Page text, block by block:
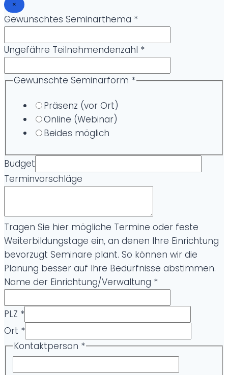
×
Gewünschtes Seminarthema *
Ungefähre Teilnehmendenzahl *
Gewünschte Seminarform *
Präsenz (vor Ort)
Online (Webinar)
Beides möglich
Budget
Terminvorschläge
Tragen Sie hier mögliche Termine oder feste
Weiterbildungstage ein, an denen Ihre Einrichtung
bevorzugt Seminare plant. So können wir die
Planung besser auf Ihre Bedürfnisse abstimmen.
Name der Einrichtung/Verwaltung *
PLZ *
Ort *
Kontaktperson *